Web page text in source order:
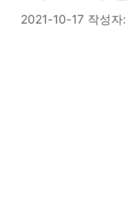
2021-10-17 작성자: